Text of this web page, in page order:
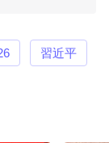
習近平